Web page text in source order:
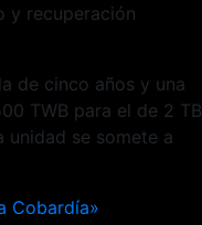
y recuperación
de cinco años y una
TWB para el de 2 TB
unidad se somete a
Cobardía»